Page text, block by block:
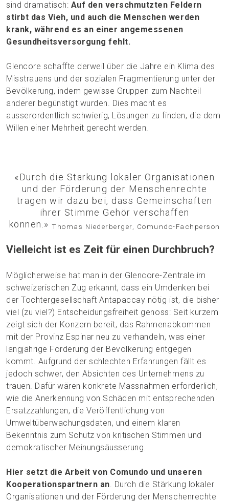
sind dramatisch: Auf den verschmutzten Feldern
stirbt das Vieh, und auch die Menschen werden
krank, während es an einer angemessenen
Gesundheitsversorgung fehlt.
Glencore schaffte derweil über die Jahre ein Klima des
Misstrauens und der sozialen Fragmentierung unter der
Bevölkerung, indem gewisse Gruppen zum Nachteil
anderer begünstigt wurden. Dies macht es
ausserordentlich schwierig, Lösungen zu finden, die dem
Willen einer Mehrheit gerecht werden.
«Durch die Stärkung lokaler Organisationen
und der Förderung der Menschenrechte
tragen wir dazu bei, dass Gemeinschaften
ihrer Stimme Gehör verschaffen
können.» Thomas Niederberger, Comundo-Fachperson
Vielleicht ist es Zeit für einen Durchbruch?
Möglicherweise hat man in der Glencore-Zentrale im
schweizerischen Zug erkannt, dass ein Umdenken bei
der Tochtergesellschaft Antapaccay nötig ist, die bisher
viel (zu viel?) Entscheidungsfreiheit genoss: Seit kurzem
zeigt sich der Konzern bereit, das Rahmenabkommen
mit der Provinz Espinar neu zu verhandeln, was einer
langjährige Forderung der Bevölkerung entgegen
kommt. Aufgrund der schlechten Erfahrungen fällt es
jedoch schwer, den Absichten des Unternehmens zu
trauen. Dafür wären konkrete Massnahmen erforderlich,
wie die Anerkennung von Schäden mit entsprechenden
Ersatzzahlungen, die Veröffentlichung von
Umweltüberwachungsdaten, und einem klaren
Bekenntnis zum Schutz von kritischen Stimmen und
demokratischer Meinungsäusserung.
Hier setzt die Arbeit von Comundo und unseren
Kooperationspartnern an. Durch die Stärkung lokaler
Organisationen und der Förderung der Menschenrechte